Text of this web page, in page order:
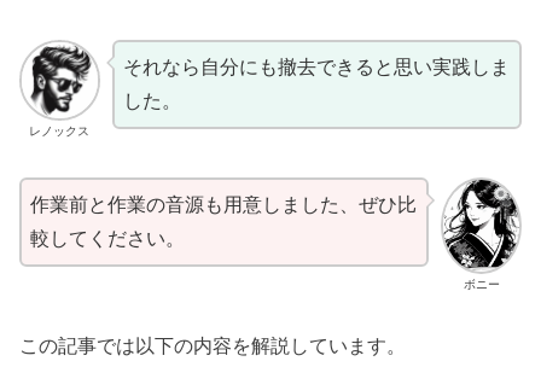
レノックス
それなら自分にも撤去できると思い実践しま
した。
ボニー
作業前と作業の音源も用意しました、ぜひ比
較してください。
この記事では以下の内容を解説しています。